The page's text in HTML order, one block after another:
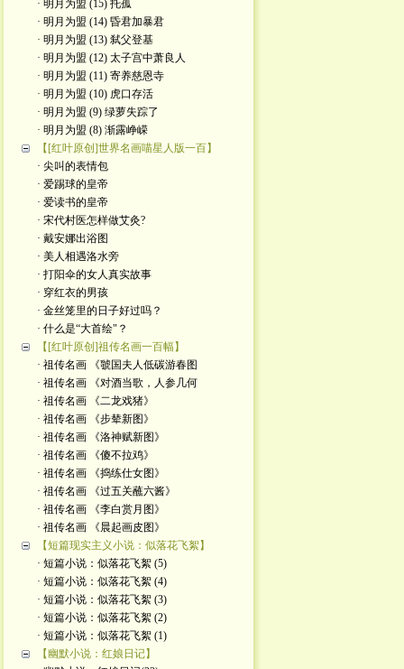
· 明月为盟 (15) 托孤
· 明月为盟 (14) 昏君加暴君
· 明月为盟 (13) 弑父登基
· 明月为盟 (12) 太子宫中萧良人
· 明月为盟 (11) 寄养慈恩寺
· 明月为盟 (10) 虎口存活
· 明月为盟 (9) 绿萝失踪了
· 明月为盟 (8) 渐露峥嵘
【[红叶原创]世界名画喵星人版一百】
· 尖叫的表情包
· 爱踢球的皇帝
· 爱读书的皇帝
· ​宋代村医怎样做艾灸?
· 戴安娜出浴图
· 美人相遇洛水旁
· 打阳伞的女人真实故事
· 穿红衣的男孩
· 金丝笼里的日子好过吗？
· 什么是“大首绘"？
【[红叶原创]祖传名画一百幅】
· 祖传名画 《虢国夫人低碳游春图
· 祖传名画 《对酒当歌，人参几何
· 祖传名画 《二龙戏猪》
· 祖传名画 《步辇新图》
· 祖传名画 《洛神赋新图》
· 祖传名画 《傻不拉鸡》
· 祖传名画 《捣练仕女图》
· 祖传名画 《过五关蘸六酱》
· 祖传名画 《李白赏月图》
· 祖传名画 《晨起画皮图》
【短篇现实主义小说：似落花飞絮】
· 短篇小说：似落花飞絮 (5)
· 短篇小说：似落花飞絮 (4)
· 短篇小说：似落花飞絮 (3)
· 短篇小说：似落花飞絮 (2)
· 短篇小说：似落花飞絮 (1)
【幽默小说：红娘日记】